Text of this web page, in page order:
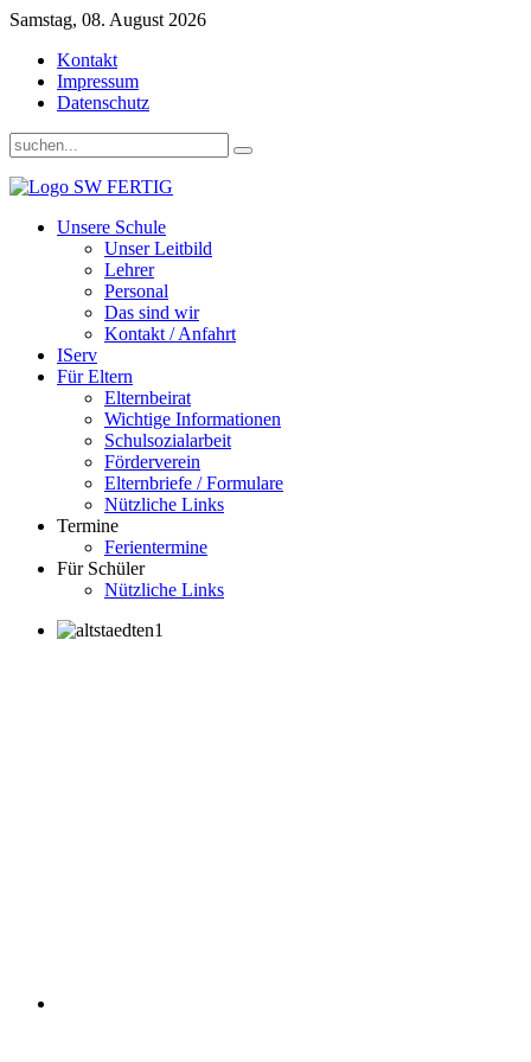
Samstag, 08. August 2026
Kontakt
Impressum
Datenschutz
Unsere Schule
Unser Leitbild
Lehrer
Personal
Das sind wir
Kontakt / Anfahrt
IServ
Für Eltern
Elternbeirat
Wichtige Informationen
Schulsozialarbeit
Förderverein
Elternbriefe / Formulare
Nützliche Links
Termine
Ferientermine
Für Schüler
Nützliche Links